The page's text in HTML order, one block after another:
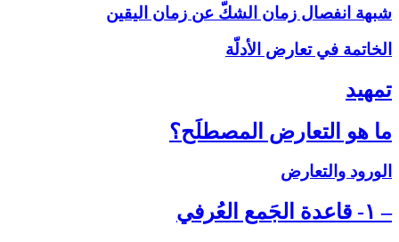
شبهة انفصال زمان الشكّ عن زمان اليقين
الخاتمة في تعارض الأدلّة
تمهيد
ما هو التعارض المصطلَح؟
الورود والتعارض
– ۱- قاعدة الجَمع العُرفي‏